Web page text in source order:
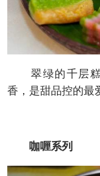
翠绿的千层糕
香，是甜品控的最
咖喱系列